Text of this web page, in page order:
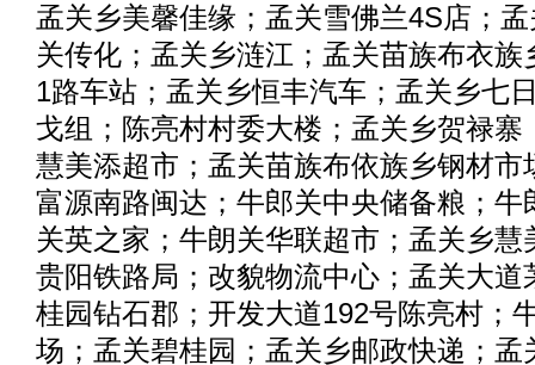
孟关乡美馨佳缘；孟关雪佛兰4S店；
关传化；孟关乡涟江；孟关苗族布衣族
1路车站；孟关乡恒丰汽车；孟关乡七
戈组；陈亮村村委大楼；孟关乡贺禄寨
慧美添超市；孟关苗族布依族乡钢材市
富源南路闽达；牛郎关中央储备粮；牛
关英之家；牛朗关华联超市；孟关乡慧
贵阳铁路局；改貌物流中心；孟关大道
桂园钻石郡；开发大道192号陈亮村；
场；孟关碧桂园；孟关乡邮政快递；孟